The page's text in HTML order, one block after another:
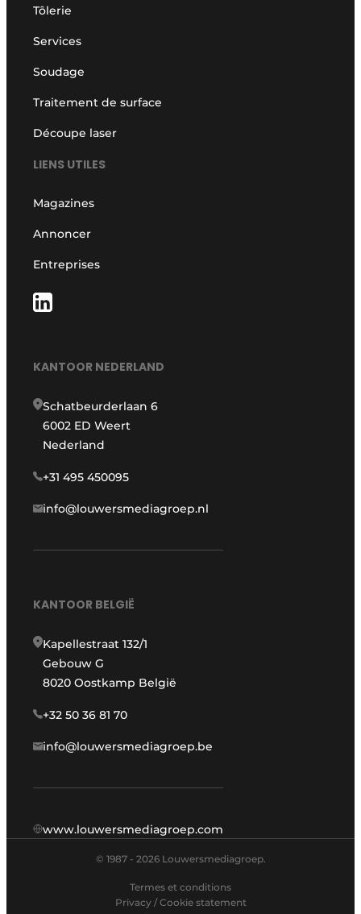
Tôlerie
Services
Soudage
Traitement de surface
Découpe laser
LIENS UTILES
Magazines
Annoncer
Entreprises
KANTOOR NEDERLAND
Schatbeurderlaan 6
6002 ED Weert
Nederland
+31 495 450095
info@louwersmediagroep.nl
KANTOOR BELGIË
Kapellestraat 132/1
Gebouw G
8020 Oostkamp België
+32 50 36 81 70
info@louwersmediagroep.be
www.louwersmediagroep.com
© 1987 - 2026 Louwersmediagroep.
Termes et conditions
Privacy / Cookie statement